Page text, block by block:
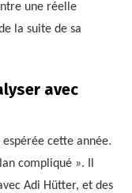
une réelle
la suite de sa
avec
espérée cette année.
compliqué ». Il
Adi Hütter, et des